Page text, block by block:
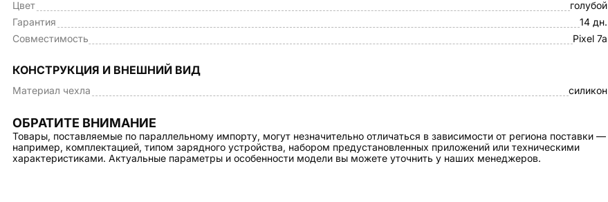
Цвет
голубой
Гарантия
14 дн.
Совместимость
Pixel 7a
КОНСТРУКЦИЯ И ВНЕШНИЙ ВИД
Материал чехла силикон
ОБРАТИТЕ ВНИМАНИЕ
Товары, поставляемые по параллельному импорту, могут незначительно отличаться в зависимости от региона поставки —
например, комплектацией, типом зарядного устройства, набором предустановленных приложений или техническими
характеристиками. Актуальные параметры и особенности модели вы можете уточнить у наших менеджеров.